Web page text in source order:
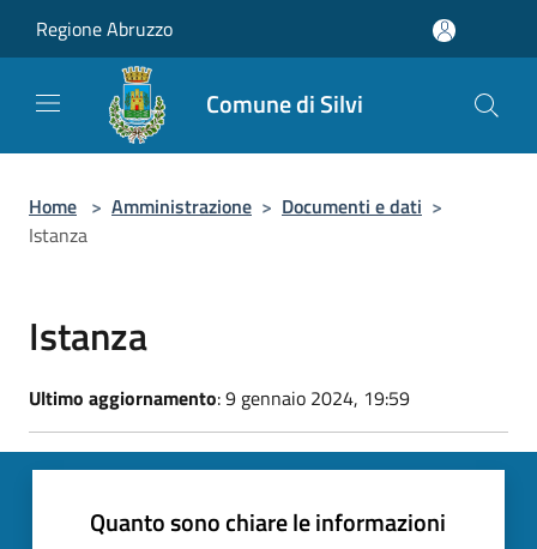
Regione Abruzzo
Comune di Silvi
Home > Amministrazione > Documenti e dati >
Istanza
Istanza
Ultimo aggiornamento: 9 gennaio 2024, 19:59
Quanto sono chiare le informazioni